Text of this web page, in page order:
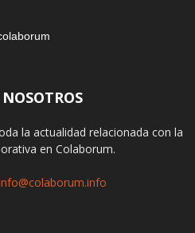
la actualidad relacionada con la
en Colaborum.